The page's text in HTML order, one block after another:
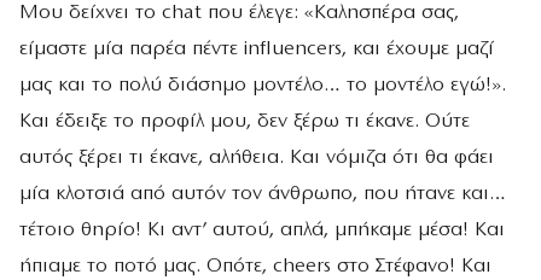
Μου δείχνει το chat που έλεγε: «Καλησπέρα σας,
είμαστε μία παρέα πέντε influencers, και έχουμε μαζί
μας και το πολύ διάσημο μοντέλο… το μοντέλο εγώ!».
Και έδειξε το προφίλ μου, δεν ξέρω τι έκανε. Ούτε
αυτός ξέρει τι έκανε, αλήθεια. Και νόμιζα ότι θα φάει
μία κλοτσιά από αυτόν τον άνθρωπο, που ήτανε και…
τέτοιο θηρίο! Κι αντ’ αυτού, απλά, μπήκαμε μέσα! Και
ήπιαμε το ποτό μας. Οπότε, cheers στο Στέφανο! Και